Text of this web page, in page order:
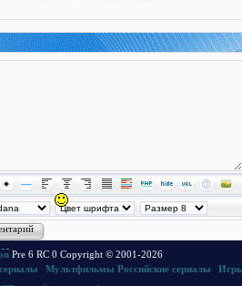
Pre 6 RC 0 Copyright © 2001-2026
Мультфильмы Российские сериалы